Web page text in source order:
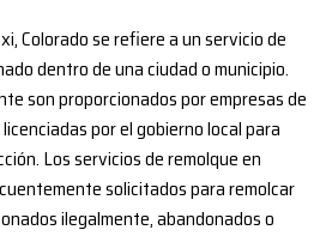
Colorado se refiere a un servicio de
dentro de una ciudad o municipio.
son proporcionados por empresas de
por el gobierno local para
Los servicios de remolque en
solicitados para remolcar
ilegalmente, abandonados o